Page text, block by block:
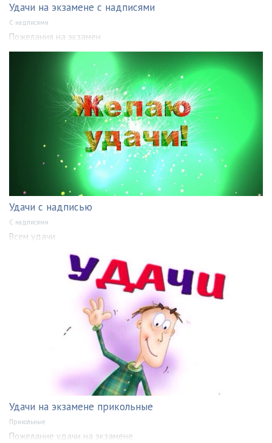
Удачи на экзамене с надписями
С надписями
Пожелания на экзамен
Удачи с надписью
С надписями
Всем удачи
Удачи на экзамене прикольные
Прикольные
Пожелание удачи на экзамене